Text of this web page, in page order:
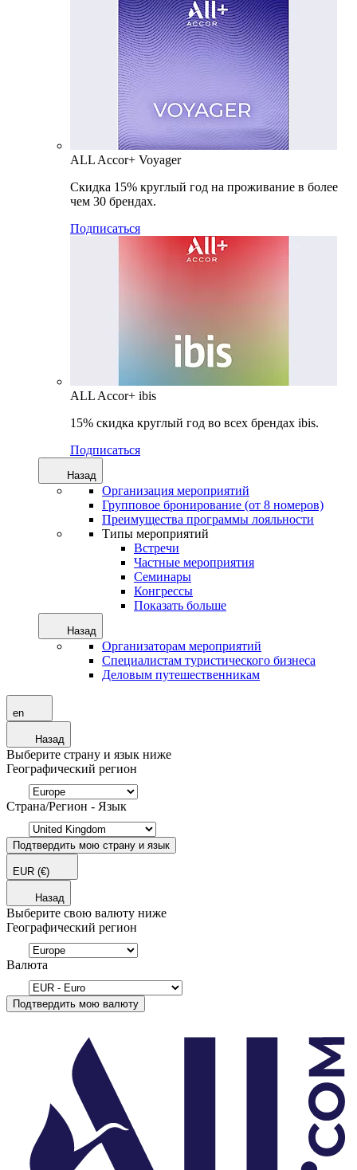
ALL Accor+ Voyager
Скидка 15% круглый год на проживание в более
чем 30 брендах.
Подписаться
ALL Accor+ ibis
15% скидка круглый год во всех брендах ibis.
Подписаться
Назад
Организация мероприятий
Групповое бронирование (от 8 номеров)
Преимущества программы лояльности
Типы мероприятий
Встречи
Частные мероприятия
Семинары
Конгрессы
Показать больше
Назад
Организаторам мероприятий
Специалистам туристического бизнеса
Деловым путешественникам
en
Назад
Выберите страну и язык ниже
Географический регион
Страна/Регион - Язык
Подтвердить мою страну и язык
EUR (€)
Назад
Выберите свою валюту ниже
Географический регион
Валюта
Подтвердить мою валюту